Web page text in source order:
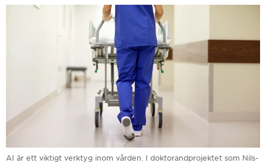
AI är ett viktigt verktyg inom vården. I doktorandprojektet som Nils-